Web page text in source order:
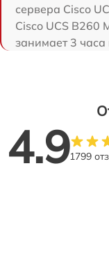
сервера Cisco
Cisco UCS B260
занимает 3
4.91799